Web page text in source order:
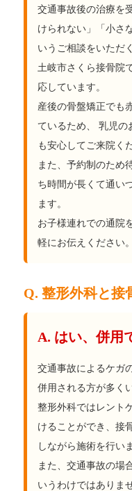
交通事故後の治療を
けられない」「小さ
いうご相談をいただ
土岐市さくら接骨院
応しています。
産後の骨盤矯正でも
ているため、 乳児の
も安心してご来院く
また、予約制のため
ち時間が長くて通い
ます。
お子様連れでの通院
軽にお伝えください。
Q. 整形外科と接
A. はい、併用
交通事故によるケガ
併用される方が多く
整形外科ではレント
けることができ、接
しながら施術を行い
また、交通事故の場
いうわけではありま